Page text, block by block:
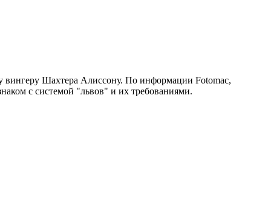
вингеру Шахтера Алиссону. По информации Fotomac,
с системой "львов" и их требованиями.